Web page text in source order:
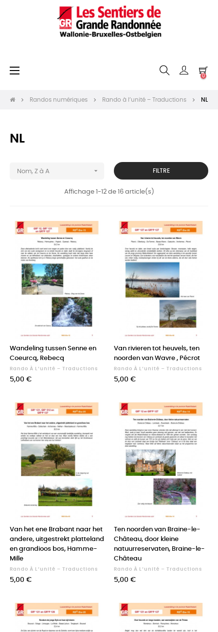
Basculer
☰
0
Randos numériques Rando à l’unité – Traductions NL
NL
Nom, Z à A  FILTRE
Affichage 1-12 de 16 article(s)
Wandeling tussen Senne en
Coeurcq, Rebecq
Rando À L’unité – Traductions
Prix
5,00 €
Van rivieren tot heuvels, ten
noorden van Wavre , Pécrot
Rando À L’unité – Traductions
Prix
5,00 €
Van het ene Brabant naar het
andere, uitgestrekt platteland
en grandioos bos, Hamme-
Mille
Rando À L’unité – Traductions
Prix
5,00 €
Ten noorden van Braine-le-
Château, door kleine
natuurreservaten, Braine-le-
Château
Rando À L’unité – Traductions
Prix
5,00 €